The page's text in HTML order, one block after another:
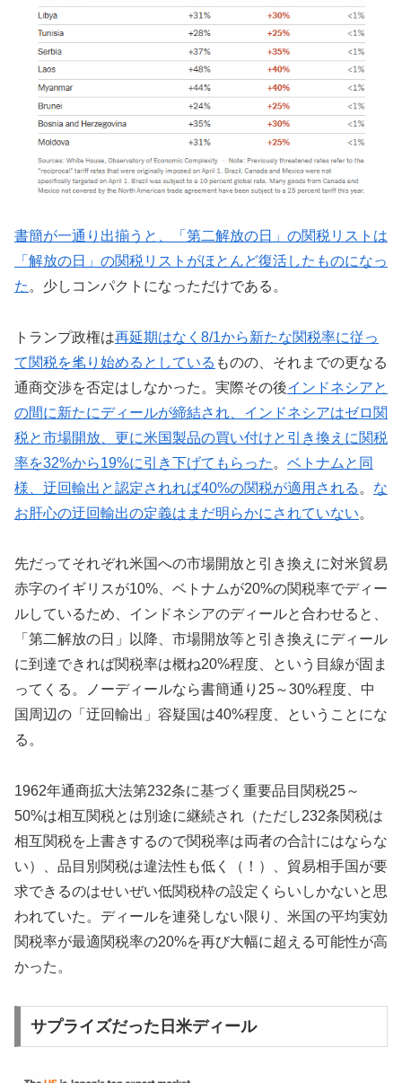
書簡が一通り出揃うと、「第二解放の日」の関税リストは
「解放の日」の関税リストがほとんど復活したものになっ
た 。少しコンパクトになっただけである。
トランプ政権は再延期はなく8/1から新たな関税率に従っ
て関税を毟り始めるとしている ものの、それまでの更なる
通商交渉を否定はしなかった。実際その後インドネシアと
の間に新たにディールが締結され、インドネシアはゼロ関
税と市場開放、更に米国製品の買い付けと引き換えに関税
率を32%から19%に引き下げてもらった 。 ベトナムと同
様、迂回輸出と認定されれば40%の関税が適用される 。 な
お肝心の迂回輸出の定義はまだ明らかにされていない。
先だってそれぞれ米国への市場開放と引き換えに対米貿易
赤字のイギリスが10%、ベトナムが20%の関税率でディー
ルしているため、インドネシアのディールと合わせると、
「第二解放の日」以降、市場開放等と引き換えにディール
に到達できれば関税率は概ね20%程度、という目線が固ま
ってくる。ノーディールなら書簡通り25～30%程度、中
国周辺の「迂回輸出」容疑国は40%程度、ということにな
る。
1962年通商拡大法第232条に基づく重要品目関税25～
50%は相互関税とは別途に継続され（ただし232条関税は
相互関税を上書きするので関税率は両者の合計にはならな
い）、品目別関税は違法性も低く（！）、貿易相手国が要
求できるのはせいぜい低関税枠の設定くらいしかないと思
われていた。ディールを連発しない限り、米国の平均実効
関税率が最適関税率の20%を再び大幅に超える可能性が高
かった。
サプライズだった日米ディール